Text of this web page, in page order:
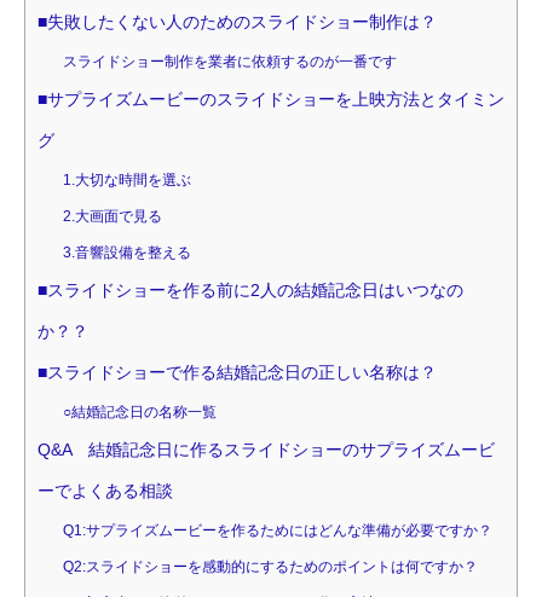
■失敗したくない人のためのスライドショー制作は？
スライドショー制作を業者に依頼するのが一番です
■サプライズムービーのスライドショーを上映方法とタイミン
グ
1.大切な時間を選ぶ
2.大画面で見る
3.音響設備を整える
■スライドショーを作る前に2人の結婚記念日はいつなの
か？？
■スライドショーで作る結婚記念日の正しい名称は？
○結婚記念日の名称一覧
Q&A 結婚記念日に作るスライドショーのサプライズムービ
ーでよくある相談
Q1:サプライズムービーを作るためにはどんな準備が必要ですか？
Q2:スライドショーを感動的にするためのポイントは何ですか？